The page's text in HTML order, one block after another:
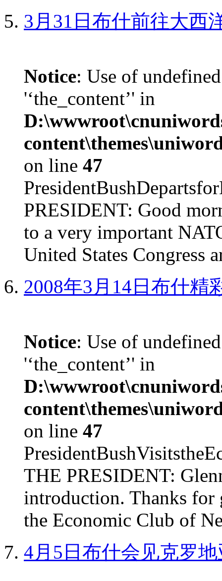
3月31日布什前往大西
Notice: Use of
'‘the_content’' in
on line 47
PRESIDENT: Good
to a very important
United States Congress
2008年3月14日布什精
Notice: Use of
'‘the_content’' in
on line 47
THE PRESIDENT:
introduction. Thanks for
the Economic Club of
4月5日布什会见克罗